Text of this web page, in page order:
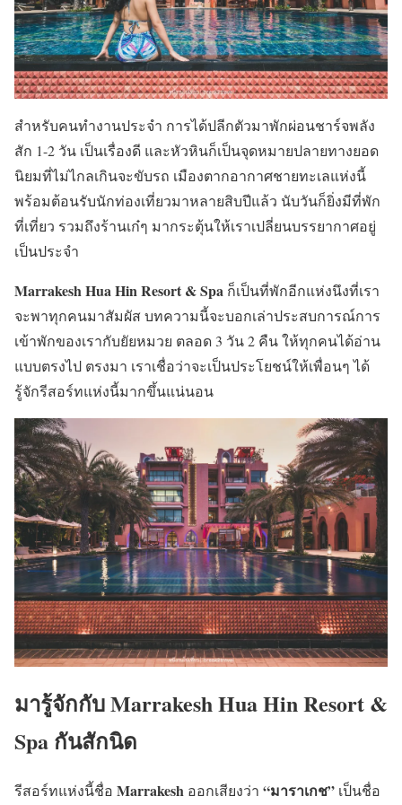
สำหรับคนทำงานประจำ การได้ปลีกตัวมาพักผ่อนชาร์จพลัง
สัก 1-2 วัน เป็นเรื่องดี และหัวหินก็เป็นจุดหมายปลายทางยอด
นิยมที่ไม่ไกลเกินจะขับรถ เมืองตากอากาศชายทะเลแห่งนี้
พร้อมต้อนรับนักท่องเที่ยวมาหลายสิบปีแล้ว นับวันก็ยิ่งมีที่พัก
ที่เที่ยว รวมถึงร้านเก๋ๆ มากระตุ้นให้เราเปลี่ยนบรรยากาศอยู่
เป็นประจำ
Marrakesh Hua Hin Resort & Spa ก็เป็นที่พักอีกแห่งนึงที่เรา
จะพาทุกคนมาสัมผัส บทความนี้จะบอกเล่าประสบการณ์การ
เข้าพักของเรากับยัยหมวย ตลอด 3 วัน 2 คืน ให้ทุกคนได้อ่าน
แบบตรงไป ตรงมา เราเชื่อว่าจะเป็นประโยชน์ให้เพื่อนๆ ได้
รู้จักรีสอร์ทแห่งนี้มากขึ้นแน่นอน
มารู้จักกับ Marrakesh Hua Hin Resort &
Spa กันสักนิด
รีสอร์ทแห่งนี้ชื่อ Marrakesh ออกเสียงว่า “มาราเกช” เป็นชื่อ